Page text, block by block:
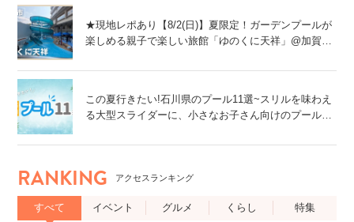
★現地レポあり【8/2(日)】夏限定！ガーデンプールが
楽しめる親子で楽しい旅館「ゆのくに天祥」@加賀
この夏行きたい!石川県のプール11選~スリルを味わえ
る大型スライダーに、小さなお子さん向けのプール
RANKING アクセスランキング
すべて イベント グルメ くらし 特集